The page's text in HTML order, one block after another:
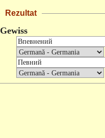
Rezultat
Gewiss